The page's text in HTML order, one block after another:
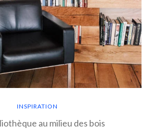
INSPIRATION
au milieu des bois